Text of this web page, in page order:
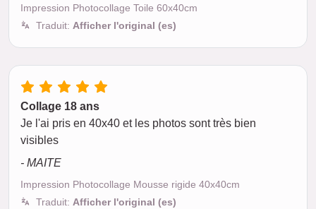
Impression Photocollage Toile 60x40cm
Traduit: Afficher l'original (es)
Collage 18 ans
Je l'ai pris en 40x40 et les photos sont très bien
visibles
- MAITE
Impression Photocollage Mousse rigide 40x40cm
Traduit: Afficher l'original (es)